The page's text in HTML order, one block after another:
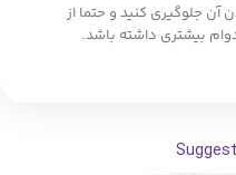
جلوگیری کنید و حتما از
بیشتری داشته باشد.